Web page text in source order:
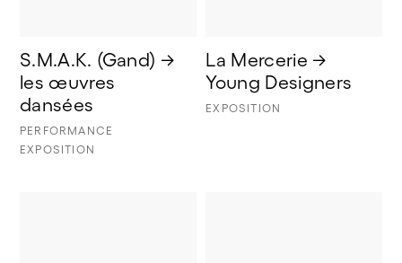
S.M.A.K. (Gand) →
les œuvres
dansées
PERFORMANCE
EXPOSITION
La Mercerie →
Young Designers
EXPOSITION